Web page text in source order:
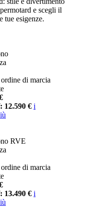
e scegli il
tue esigenze.
di marcia
12.590 € i
RVE
di marcia
13.490 € i